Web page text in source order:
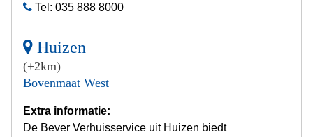
Tel: 035 888 8000
Huizen
(+2km)
Bovenmaat West
Extra informatie:
De Bever Verhuisservice uit Huizen biedt